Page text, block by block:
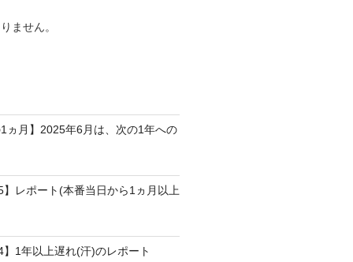
ません。
ヵ月】2025年6月は、次の1年への
レポート(本番当日から1ヵ月以上
1年以上遅れ(汗)のレポート